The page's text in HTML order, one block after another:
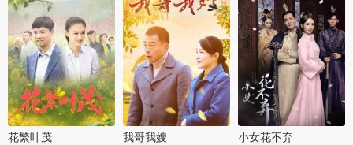
花繁叶茂 我哥我嫂 小女花不弃